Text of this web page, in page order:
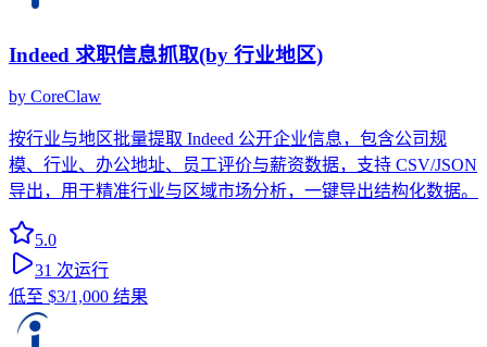
Indeed 求职信息抓取(by 行业地区)
by CoreClaw
按行业与地区批量提取 Indeed 公开企业信息，包含公司规
模、行业、办公地址、员工评价与薪资数据，支持 CSV/JSON
导出，用于精准行业与区域市场分析，一键导出结构化数据。
5.0
31 次运行
低至 $3/1,000 结果